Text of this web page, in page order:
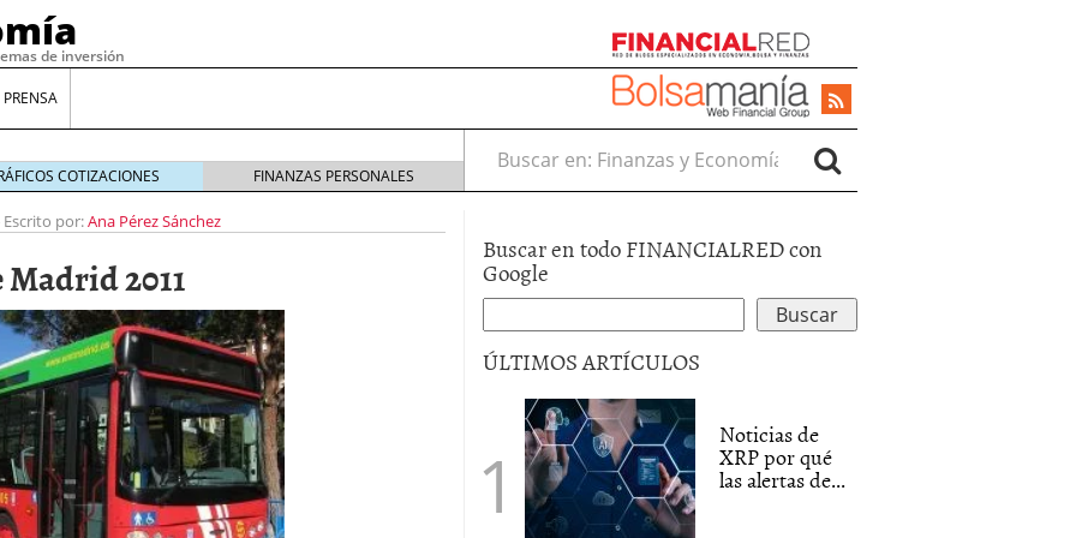
de inversión
¿Por qué el Préstamo Promotor privado
12 de diciembre de 2025
aprovechar esta opción para gestionar tus
de 2025
es una decisión financiera: cómo anticiparte
COTIZACIONES FINANZAS PERSONALES
Buscar en:
Escrito por:Ana Pérez Sánchez
2011
Buscar en todo FINANCIALRED con
Google
ÚLTIMOS ARTÍCULOS
Noticias de
XRP por qué
las alertas de...